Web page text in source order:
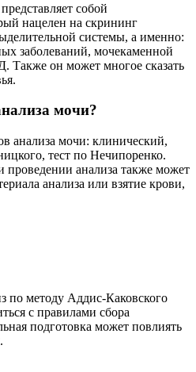
собой
нацелен на скрининг
системы, а именно:
заболеваний, мочекаменной
Также он может многое сказать
мочи?
анализа мочи: клинический,
тест по Нечипоренко.
проведении анализа также может
анализа или взятие крови,
по методу Аддис-Каковского
с правилами сбора
подготовка может повлиять